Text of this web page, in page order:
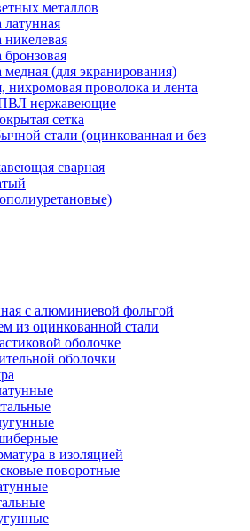
металлов
латунная
никелевая
бронзовая
медная (для экранирования)
нихромовая проволока и лента
нержавеющие
сетка
стали (оцинкованная и без
сварная
с алюминиевой фольгой
из оцинкованной стали
оболочке
оболочки
в изоляцией
поворотные